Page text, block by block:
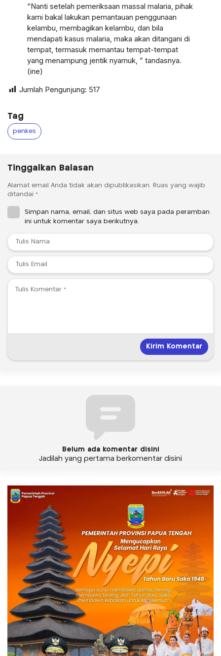
“Nanti setelah pemeriksaan massal malaria, pihak
kami bakal lakukan pemantauan penggunaan
kelambu, membagikan kelambu, dan bila
mendapati kasus malaria, maka akan ditangani di
tempat, termasuk memantau tempat-tempat
yang menampung jentik nyamuk, ” tandasnya.
(ine)
Jumlah Pengunjung: 517
Tag
penkes
Tinggalkan Balasan
Alamat email Anda tidak akan dipublikasikan. Ruas yang wajib
ditandai *
Simpan nama, email, dan situs web saya pada peramban
ini untuk komentar saya berikutnya.
Belum ada komentar disini
Jadilah yang pertama berkomentar disini